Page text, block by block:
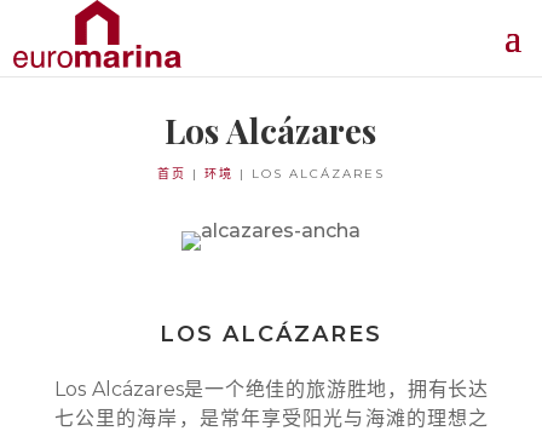
Los Alcázares
首页 | 环境 | LOS ALCÁZARES
LOS ALCÁZARES
Los Alcázares是一个绝佳的旅游胜地，拥有长达
七公里的海岸，是常年享受阳光与海滩的理想之